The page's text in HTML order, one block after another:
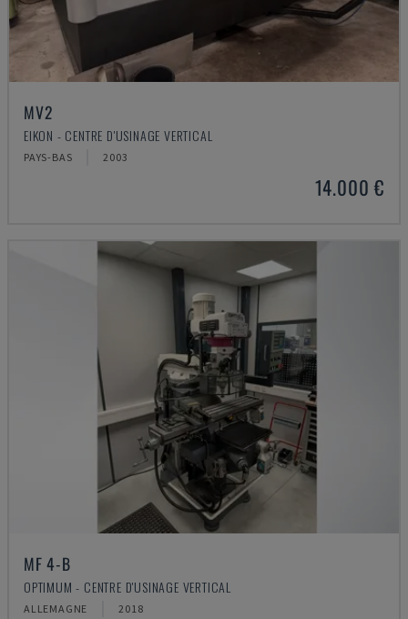
MV2
EIKON - CENTRE D'USINAGE VERTICAL
PAYS-BAS 2003
14.000 €
MF 4-B
OPTIMUM - CENTRE D'USINAGE VERTICAL
ALLEMAGNE 2018